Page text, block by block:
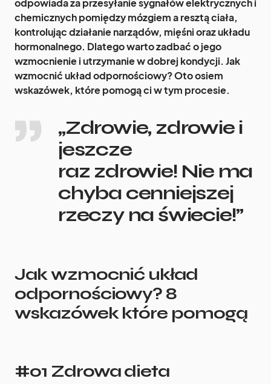
odpowiada za przesyłanie sygnałów elektrycznych i
chemicznych pomiędzy mózgiem a resztą ciała,
kontrolując działanie narządów, mięśni oraz układu
hormonalnego. Dlatego warto zadbać o jego
wzmocnienie i utrzymanie w dobrej kondycji. Jak
wzmocnić układ odpornościowy? Oto osiem
wskazówek, które pomogą ci w tym procesie.
„Zdrowie, zdrowie i
jeszcze
raz zdrowie! Nie ma
chyba cenniejszej
rzeczy na świecie!”
Jak wzmocnić układ
odpornościowy? 8
wskazówek które pomogą
#01 Zdrowa dieta